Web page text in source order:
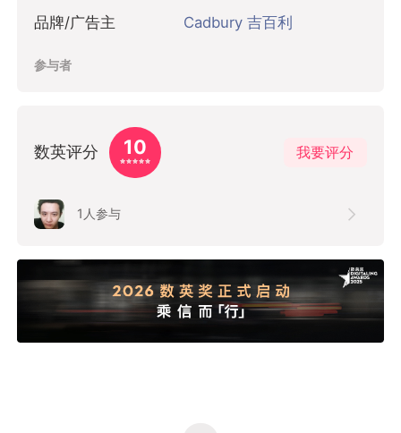
品牌/广告主 Cadbury 吉百利
参与者
数英评分 10 我要评分
1 人参与